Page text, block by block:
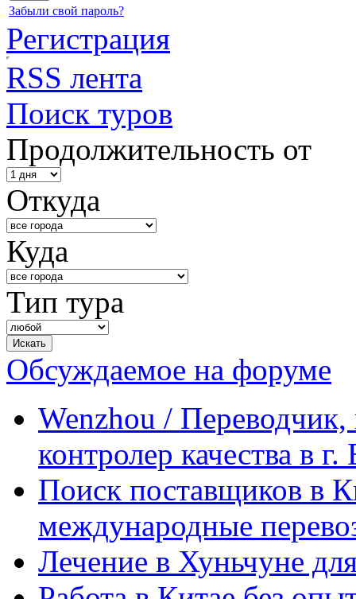
Забыли свой пароль?
Регистрация
RSS лента
Поиск туров
Продолжительность от
Откуда
Куда
Тип тура
Обсуждаемое на форуме
Wenzhou / Переводчик,
контролер качества в
Поиск поставщиков в
международные
Лечение в Хуньчуне